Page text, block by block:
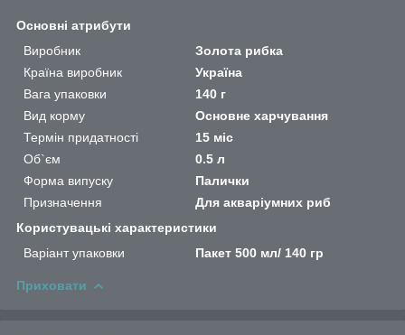
Основні атрибути
Виробник
Золота рибка
Країна виробник
Україна
Вага упаковки
140 г
Вид корму
Основне харчування
Термін придатності
15 міс
Об`єм
0.5 л
Форма випуску
Палички
Призначення
Для акваріумних риб
Користувацькі характеристики
Варіант упаковки
Пакет 500 мл/ 140 гр
Приховати